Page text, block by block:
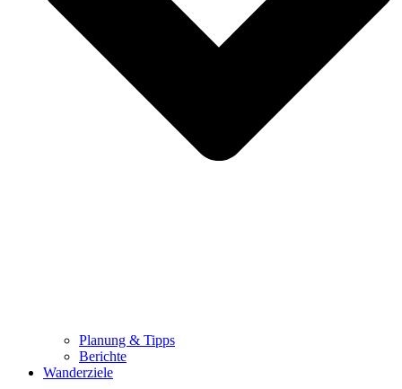
Planung & Tipps
Berichte
Wanderziele